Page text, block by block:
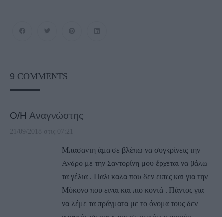
9 COMMENTS
Ο/Η Αναγνώστης
21/09/2018 στις 07:21
Μπασαντη άμα σε βλέπω να συγκρίνεις την
Ανδρο με την Σαντορίνη μου έρχεται να βάλω
τα γέλια . Παλι καλα που δεν ειπες και για την
Μύκονο που ειναι και πιο κοντά . Πάντος για
να λέμε τα πράγματα με το όνομα τους δεν